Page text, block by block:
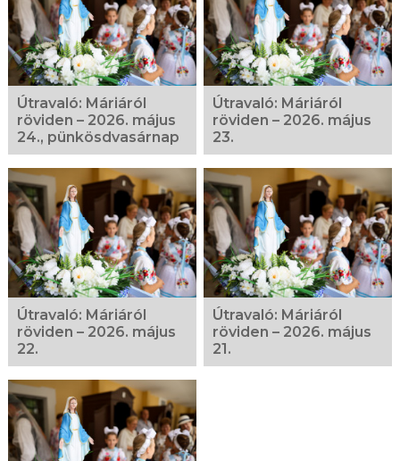
Útravaló: Máriáról
röviden – 2026. május
24., pünkösdvasárnap
Útravaló: Máriáról
röviden – 2026. május
23.
Útravaló: Máriáról
röviden – 2026. május
22.
Útravaló: Máriáról
röviden – 2026. május
21.